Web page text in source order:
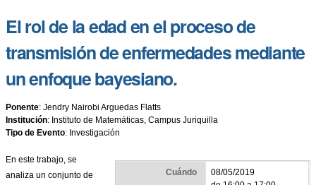
El rol de la edad en el proceso de
transmisión de enfermedades mediante
un enfoque bayesiano.
Ponente:Jendry Nairobi Arguedas Flatts
Institución: Instituto de Matemáticas, Campus Juriquilla
Tipo de Evento: Investigación
Cuándo
08/05/2019
En este trabajo, se
analiza un conjunto de